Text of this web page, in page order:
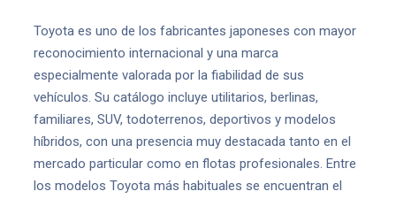
Toyota es uno de los fabricantes japoneses con mayor
reconocimiento internacional y una marca
especialmente valorada por la fiabilidad de sus
vehículos. Su catálogo incluye utilitarios, berlinas,
familiares, SUV, todoterrenos, deportivos y modelos
híbridos, con una presencia muy destacada tanto en el
mercado particular como en flotas profesionales. Entre
los modelos Toyota más habituales se encuentran el